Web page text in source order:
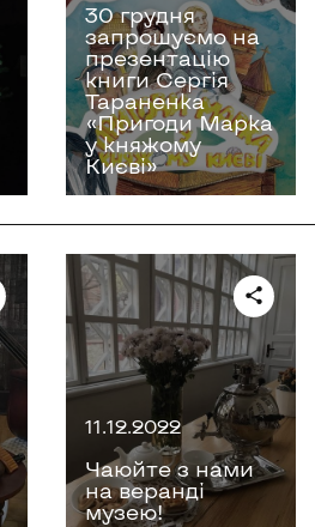
30 грудня
запрошуємо на
презентацію
книги Сергія
Тараненка
«Пригоди Марка
у княжому
Києві»
11.12.2022
Чаюйте з нами
на веранді
музею!